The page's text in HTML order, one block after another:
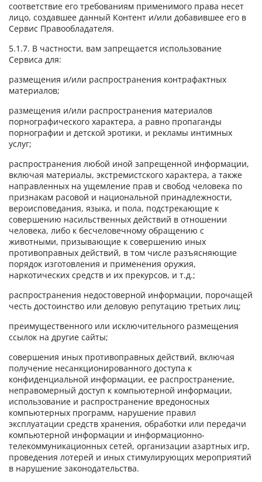
соответствие его требованиям применимого права несет
лицо, создавшее данный Контент и/или добавившее его в
Сервис Правообладателя.
5.1.7. В частности, вам запрещается использование
Сервиса для:
размещения и/или распространения контрафактных
материалов;
размещения и/или распространения материалов
порнографического характера, а равно пропаганды
порнографии и детской эротики, и рекламы интимных
услуг;
распространения любой иной запрещенной информации,
включая материалы, экстремистского характера, а также
направленных на ущемление прав и свобод человека по
признакам расовой и национальной принадлежности,
вероисповедания, языка, и пола, подстрекающие к
совершению насильственных действий в отношении
человека, либо к бесчеловечному обращению с
животными, призывающие к совершению иных
противоправных действий, в том числе разъясняющие
порядок изготовления и применения оружия,
наркотических средств и их прекурсов, и т.д.;
распространения недостоверной информации, порочащей
честь достоинство или деловую репутацию третьих лиц;
преимущественного или исключительного размещения
ссылок на другие сайты;
совершения иных противоправных действий, включая
получение несанкционированного доступа к
конфиденциальной информации, ее распространение,
неправомерный доступ к компьютерной информации,
использование и распространение вредоносных
компьютерных программ, нарушение правил
эксплуатации средств хранения, обработки или передачи
компьютерной информации и информационно-
телекоммуникационных сетей, организации азартных игр,
проведения лотерей и иных стимулирующих мероприятий
в нарушение законодательства.